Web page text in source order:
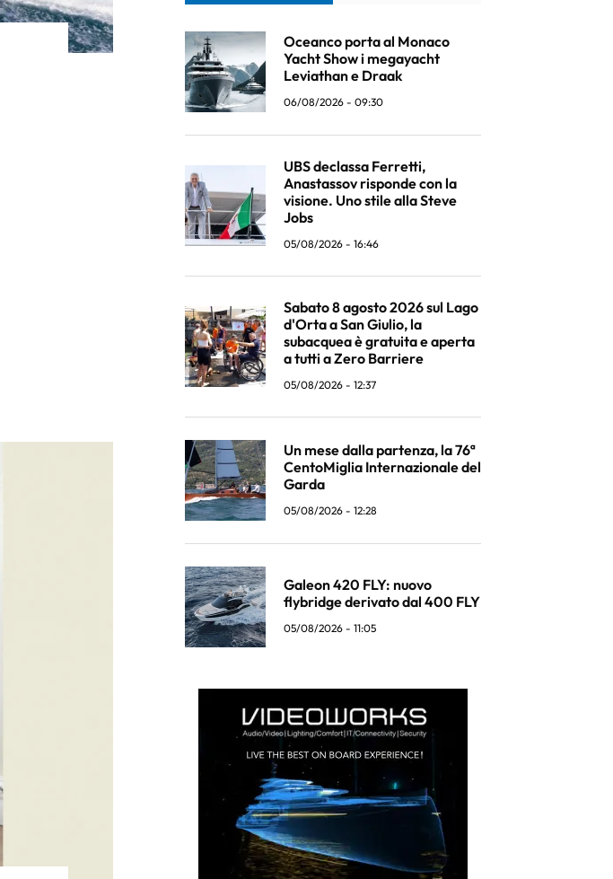
Oceanco porta al Monaco
Yacht Show i megayacht
Leviathan e Draak
06/08/2026 - 09:30
UBS declassa Ferretti,
Anastassov risponde con la
visione. Uno stile alla Steve
Jobs
05/08/2026 - 16:46
Sabato 8 agosto 2026 sul Lago
d'Orta a San Giulio, la
subacquea è gratuita e aperta
a tutti a Zero Barriere
05/08/2026 - 12:37
Un mese dalla partenza, la 76ª
CentoMiglia Internazionale del
Garda
05/08/2026 - 12:28
Galeon 420 FLY: nuovo
flybridge derivato dal 400 FLY
05/08/2026 - 11:05